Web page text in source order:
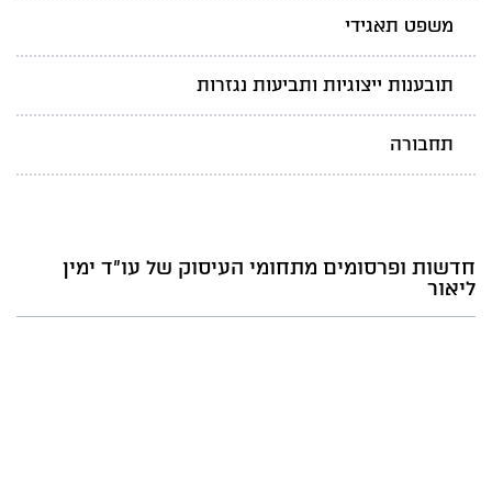
משפט תאגידי
תובענות ייצוגיות ותביעות נגזרות
תחבורה
חדשות ופרסומים מתחומי העיסוק של עו"ד ימין
ליאור